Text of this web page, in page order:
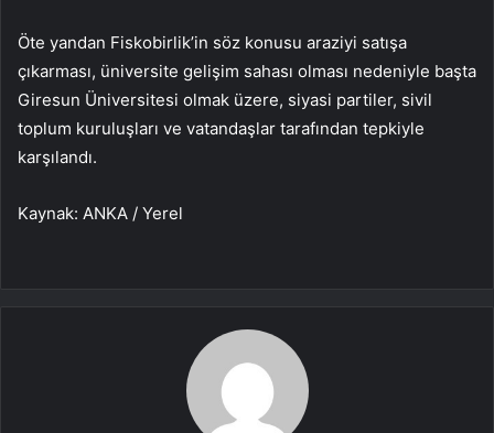
Öte yandan Fiskobirlik’in söz konusu araziyi satışa
çıkarması, üniversite gelişim sahası olması nedeniyle başta
Giresun Üniversitesi olmak üzere, siyasi partiler, sivil
toplum kuruluşları ve vatandaşlar tarafından tepkiyle
karşılandı.
Kaynak: ANKA / Yerel